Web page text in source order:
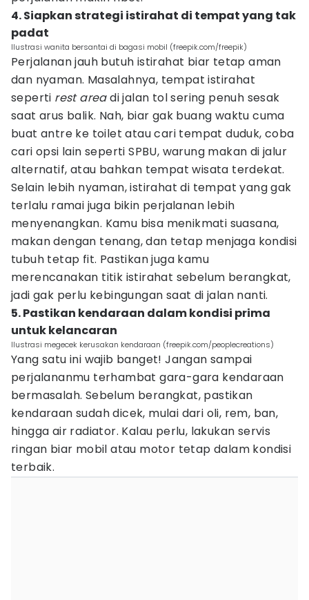
4. Siapkan strategi istirahat di tempat yang tak
padat
Ilustrasi wanita bersantai di bagasi mobil (freepik.com/freepik)
Perjalanan jauh butuh istirahat biar tetap aman
dan nyaman. Masalahnya, tempat istirahat
seperti rest areadi jalan tol sering penuh sesak
saat arus balik. Nah, biar gak buang waktu cuma
buat antre ke toilet atau cari tempat duduk, coba
cari opsi lain seperti SPBU, warung makan di jalur
alternatif, atau bahkan tempat wisata terdekat.
Selain lebih nyaman, istirahat di tempat yang gak
terlalu ramai juga bikin perjalanan lebih
menyenangkan. Kamu bisa menikmati suasana,
makan dengan tenang, dan tetap menjaga kondisi
tubuh tetap fit. Pastikan juga kamu
merencanakan titik istirahat sebelum berangkat,
jadi gak perlu kebingungan saat di jalan nanti.
5. Pastikan kendaraan dalam kondisi prima
untuk kelancaran
Ilustrasi megecek kerusakan kendaraan (freepik.com/peoplecreations)
Yang satu ini wajib banget! Jangan sampai
perjalananmu terhambat gara-gara kendaraan
bermasalah. Sebelum berangkat, pastikan
kendaraan sudah dicek, mulai dari oli, rem, ban,
hingga air radiator. Kalau perlu, lakukan servis
ringan biar mobil atau motor tetap dalam kondisi
terbaik.